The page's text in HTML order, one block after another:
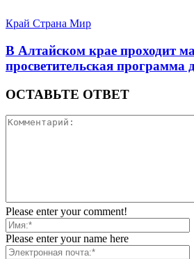
Край Страна Мир
В Алтайском крае проходит
просветительская
ОСТАВЬТЕ ОТВЕТ
Please enter your comment!
Please enter your name here